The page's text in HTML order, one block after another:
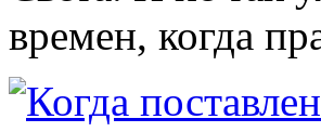
времен, когда